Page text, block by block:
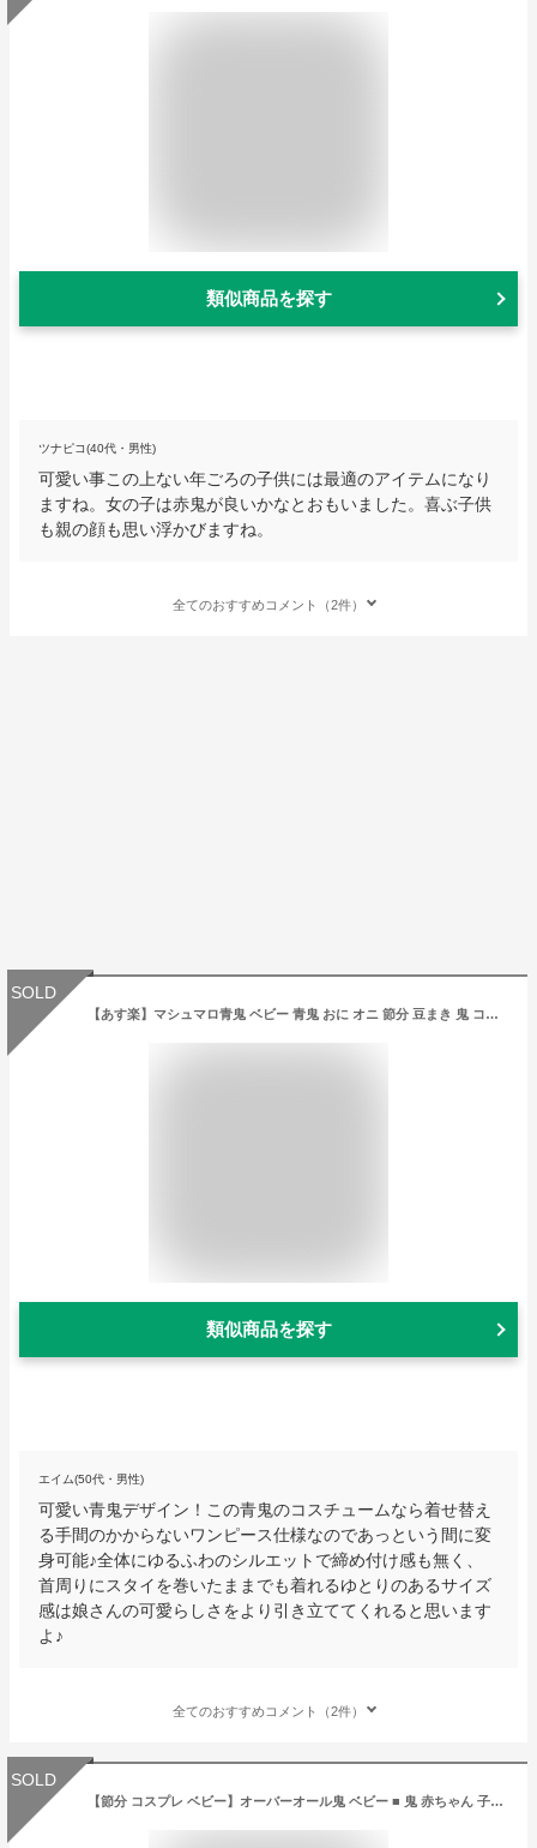
類似商品を探す
ツナピコ(40代・男性)
可愛い事この上ない年ごろの子供には最適のアイテムになり
ますね。女の子は赤鬼が良いかなとおもいました。喜ぶ子供
も親の顔も思い浮かびますね。
全てのおすすめコメント（2件）
SOLD
【あす楽】マシュマロ青鬼 ベビー 青鬼 おに オニ 節分 豆まき 鬼 コスプレ コスチューム ベビーサイズ 赤ちゃん クリアストーン 4560320884378
類似商品を探す
エイム(50代・男性)
可愛い青鬼デザイン！この青鬼のコスチュームなら着せ替え
る手間のかからないワンピース仕様なのであっという間に変
身可能♪全体にゆるふわのシルエットで締め付け感も無く、
首周りにスタイを巻いたままでも着れるゆとりのあるサイズ
感は娘さんの可愛らしさをより引き立ててくれると思います
よ♪
全てのおすすめコメント（2件）
SOLD
【節分 コスプレ ベビー】オーバーオール鬼 ベビー ■ 鬼 赤ちゃん 子供 子ども コスチューム コスプレ 豆まき 衣装 幼稚園 保育園 学校 イベント キャンペーン 施設 イベント すごい豆まき